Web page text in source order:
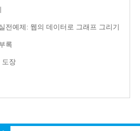
전예제: 웹의 데이터로 그래프 그리기
록
도장